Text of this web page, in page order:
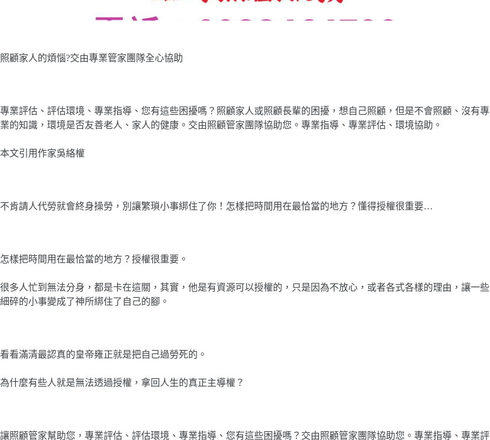
照顧家人的煩惱?交由專業管家團隊全心協助
專業評估、評估環境、專業指導、您有這些困擾嗎？照顧家人或照顧長輩的困擾，想自己照顧，但是不會照顧、沒有專
業的知識，環境是否友善老人、家人的健康。交由照顧管家團隊協助您。專業指導、專業評估、環境協助。
本文引用作家吳絡權
不肯請人代勞就會終身操勞，別讓繁瑣小事綁住了你！怎樣把時間用在最恰當的地方？懂得授權很重要…
怎樣把時間用在最恰當的地方？授權很重要。
很多人忙到無法分身，都是卡在這關，其實，他是有資源可以授權的，只是因為不放心，或者各式各樣的理由，讓一些
細碎的小事變成了神所綁住了自己的腳。
看看滿清最認真的皇帝雍正就是把自己過勞死的。
為什麼有些人就是無法透過授權，拿回人生的真正主導權？
讓照顧管家幫助您，專業評估、評估環境、專業指導、您有這些困擾嗎？交由照顧管家團隊協助您。專業指導、專業評